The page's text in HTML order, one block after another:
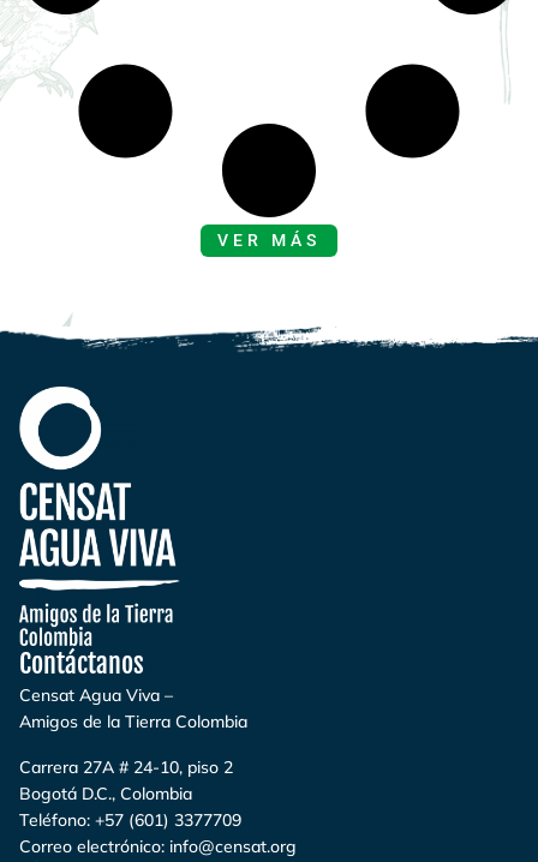
VER MÁS
Contáctanos
Censat Agua Viva –
Amigos de la Tierra Colombia
Carrera 27A # 24-10, piso 2
Bogotá D.C., Colombia
Teléfono: +57 (601) 3377709
Correo electrónico: info@censat.org